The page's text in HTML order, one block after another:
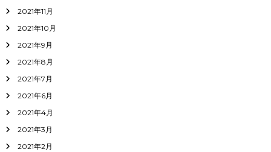
2021年11月
2021年10月
2021年9月
2021年8月
2021年7月
2021年6月
2021年4月
2021年3月
2021年2月